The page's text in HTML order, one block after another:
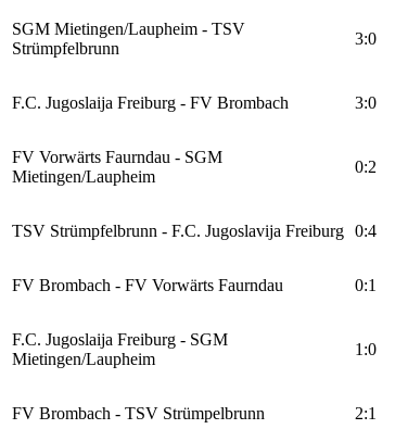
SGM Mietingen/Laupheim - TSV
Strümpfelbrunn
3:0
F.C. Jugoslaija Freiburg - FV Brombach 3:0
FV Vorwärts Faurndau - SGM
Mietingen/Laupheim
0:2
TSV Strümpfelbrunn - F.C. Jugoslavija Freiburg 0:4
FV Brombach - FV Vorwärts Faurndau 0:1
F.C. Jugoslaija Freiburg - SGM
Mietingen/Laupheim
1:0
FV Brombach - TSV Strümpelbrunn 2:1